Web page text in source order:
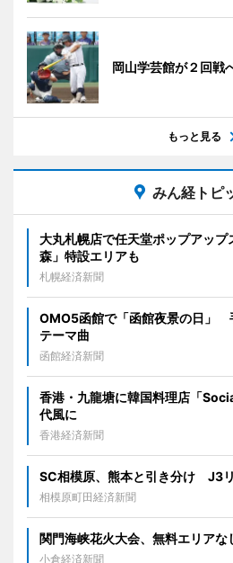
岡山学芸館が２回
もっと見る
みん経トピ
大丸札幌店で任天堂ポップアッ
森」特設エリアも
札幌経済新聞
OMO5函館で「函館夜景の日」
テーマ曲
函館経済新聞
香港・九龍塘に韓国料理店「
代風に
香港経済新聞
SC相模原、熊本と引き分け J3
相模原町田経済新聞
関門海峡花火大会、無料エリア
小倉経済新聞